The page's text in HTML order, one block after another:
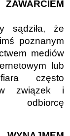
sądziła, że
poznanym
mediów
lub
często
związek i